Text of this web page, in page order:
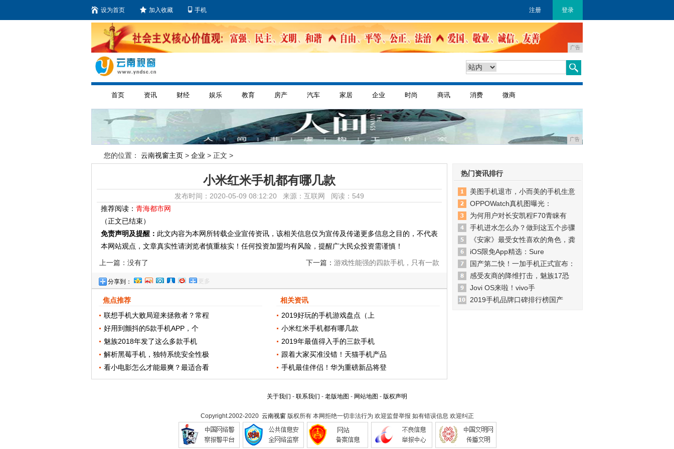
设为首页 加入收藏 手机 注册 登录
广告
首页 资讯 财经 娱乐 教育 房产 汽车 家居 企业 时尚 商讯 消费 微商
广告
您的位置： 云南视窗主页 > 企业 > 正文 >
小米红米手机都有哪几款
发布时间：2020-05-09 08:12:20 来源：互联网 阅读：549
推荐阅读： 青海都市网
（正文已结束）
免责声明及提醒： 此文内容为本网所转载企业宣传资讯，该相关信息仅为宣传及传递更多信息之目的，不代表
本网站观点，文章真实性请浏览者慎重核实！任何投资加盟均有风险，提醒广大民众投资需谨慎！
上一篇：没有了 下一篇： 游戏性能强的四款手机，只有一款
分享到： 更多
焦点推荐
联想手机大败局迎来拯救者？常程
好用到颤抖的5款手机APP，个
魅族2018年发了这么多款手机
解析黑莓手机，独特系统安全性极
看小电影怎么才能最爽？最适合看
相关资讯
2019好玩的手机游戏盘点（上
小米红米手机都有哪几款
2019年最值得入手的三款手机
跟着大家买准没错！天猫手机产品
手机最佳伴侣！华为重磅新品将登
热门资讯排行
美图手机退市，小而美的手机生意
OPPOWatch真机图曝光：
为何用户对长安凯程F70青睐有
手机进水怎么办？做到这五个步骤
《安家》最受女性喜欢的角色，龚
iOS限免App精选：Sure
国产第二快！一加手机正式宣布：
感受友商的降维打击，魅族17恐
Jovi OS来啦！vivo手
2019手机品牌口碑排行榜国产
关于我们 - 联系我们 - 老版地图 - 网站地图 - 版权声明
Copyright.2002-2020 云南视窗版权所有 本网拒绝一切非法行为 欢迎监督举报 如有错误信息 欢迎纠正